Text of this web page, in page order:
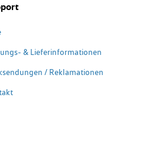
& Lieferinformationen
/ Reklamationen